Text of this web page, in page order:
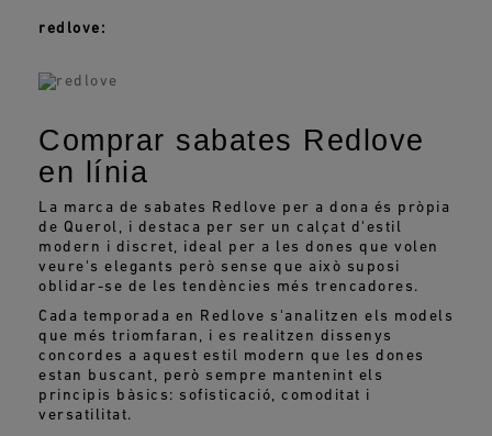
redlove:
Comprar sabates Redlove
en línia
La marca de sabates Redlove per a dona és pròpia
de Querol, i destaca per ser un calçat d'estil
modern i discret, ideal per a les dones que volen
veure's elegants però sense que això suposi
oblidar-se de les tendències més trencadores.
Cada temporada en Redlove s'analitzen els models
que més triomfaran, i es realitzen dissenys
concordes a aquest estil modern que les dones
estan buscant, però sempre mantenint els
principis bàsics: sofisticació, comoditat i
versatilitat.